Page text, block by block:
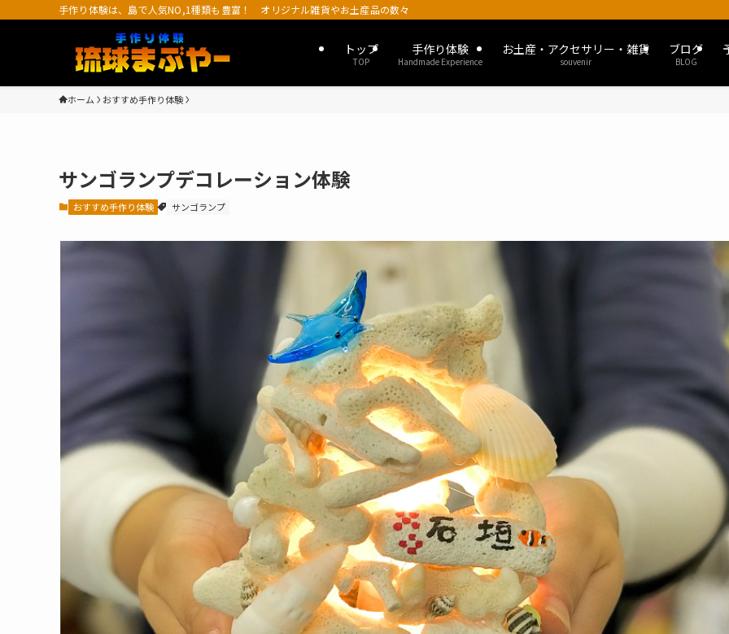
手作り体験は、島で人気NO,1種類も豊富！ オリジナル雑貨やお土産品の数々
トップ
TOP
手作り体験
Handmade Experience
お土産・アクセサリー・雑貨
souvenir
ブログ
BLOG
ホーム おすすめ手作り体験
サンゴランプデコレーション体験
おすすめ手作り体験 サンゴランプ